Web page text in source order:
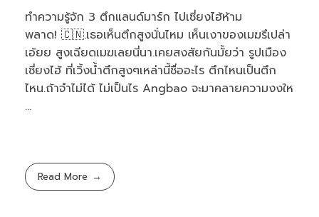
ทำความรู้จัก 3 ตึกแลนด์มาร์ก ไปเซี่ยงไฮ้ห้าม
พลาด! 🇨🇳.เธอเห็นตึกสูงนั่นไหม เห็นเงาของเมฆรึเปล่า
เอ้ยย สูงเฉียดเมฆเลยนี่นา.เคยสงสัยกันมั้ยว่า รูปเมือง
เซี่ยงไฮ้ ที่เวิ้งน้ำตึกสูงๆเหล่านี้ชื่ออะไร ตึกไหนเป็นตึก
ไหน.ถ้าจำไม่ได้ ไม่เป็นไร Angbao จะมาคลายความงงให
...
Read More